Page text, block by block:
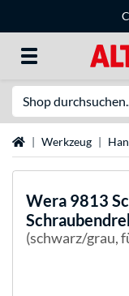
StartseiteWerkzeug
Wera 9813
(schwarz/grau,